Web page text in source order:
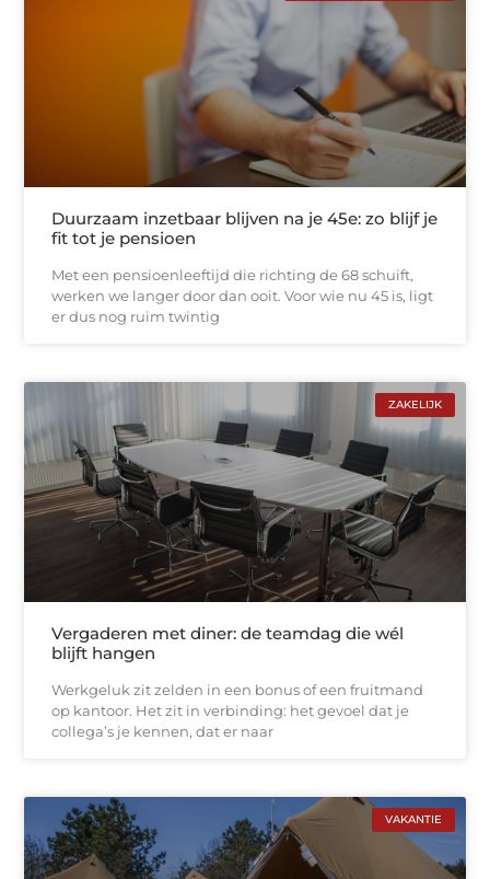
Duurzaam inzetbaar blijven na je 45e: zo blijf je
fit tot je pensioen
Met een pensioenleeftijd die richting de 68 schuift,
werken we langer door dan ooit. Voor wie nu 45 is, ligt
er dus nog ruim twintig
ZAKELIJK
Vergaderen met diner: de teamdag die wél
blijft hangen
Werkgeluk zit zelden in een bonus of een fruitmand
op kantoor. Het zit in verbinding: het gevoel dat je
collega’s je kennen, dat er naar
VAKANTIE